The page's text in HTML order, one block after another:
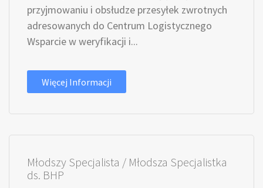
przyjmowaniu i obsłudze przesyłek zwrotnych
adresowanych do Centrum Logistycznego
Wsparcie w weryfikacji i...
Więcej Informacji
Młodszy Specjalista / Młodsza Specjalistka
ds. BHP